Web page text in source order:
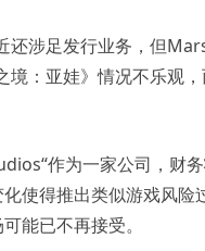
涉足发行业务，但
境：亚娃》情况不乐观
作为一家公司，财
使得推出类似游戏风
能已不再接受。